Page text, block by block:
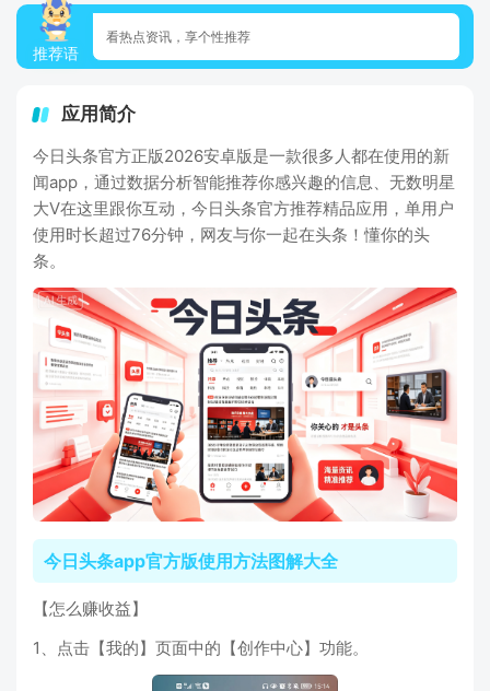
推荐语
看热点资讯，享个性推荐
应用简介
今日头条官方正版2026安卓版是一款很多人都在使用的新
闻app，通过数据分析智能推荐你感兴趣的信息、无数明星
大V在这里跟你互动，今日头条官方推荐精品应用，单用户
使用时长超过76分钟，网友与你一起在头条！懂你的头
条。
今日头条app官方版使用方法图解大全
【怎么赚收益】
1、点击【我的】页面中的【创作中心】功能。